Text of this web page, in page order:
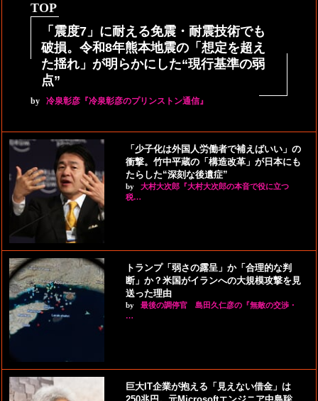
TOP
「震度7」に耐える免震・耐震技術でも
破損。令和8年熊本地震の「想定を超え
た揺れ」が明らかにした“現行基準の弱
点”
by 冷泉彰彦『冷泉彰彦のプリンストン通信』
「少子化は外国人労働者で補えばいい」の
衝撃。竹中平蔵の「構造改革」が日本にも
たらした“深刻な後遺症”
by
大村大次郎『大村大次郎の本音で役に立つ
税…
トランプ「弱さの露呈」か「合理的な判
断」か？米国がイランへの大規模攻撃を見
送った理由
by
最後の調停官 島田久仁彦の『無敵の交渉・
…
巨大IT企業が抱える「見えない借金」は